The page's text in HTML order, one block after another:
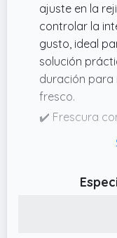
ajuste en la
controlar la
gusto, ideal
solución
duración para
fresco.
✔️ Frescura
coche con las
manteniendo
siempre
✔️ Difusión